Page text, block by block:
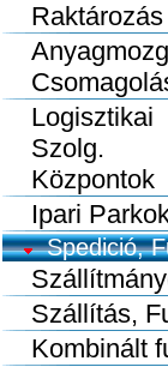
Raktározás
Logisztikai
Szolg.
Központok
Ipari
Spedició,
Szállítás,
Kombinált